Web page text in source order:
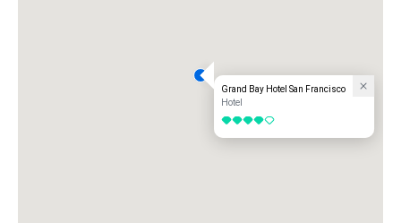
Grand Bay Hotel San Francisco
Hotel
4 su 5